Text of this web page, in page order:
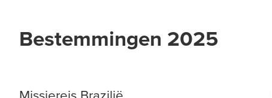
Bestemmingen 2025